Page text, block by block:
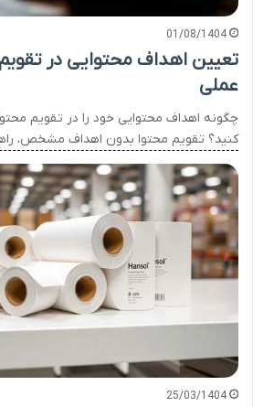
01/08/1404
تعیین اهداف محتوایی در
عملی
چگونه اهداف محتوایی خود را در تقویم
کنید؟ تقویم محتوا بدون اهداف مشخص،
25/03/1404